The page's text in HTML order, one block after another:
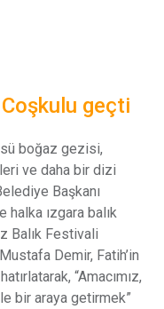
geçti
boğaz gezisi,
ve daha bir dizi
Başkanı
ızgara balık
Balık Festivali
Demir, Fatih’in
“Amacımız,
bir araya getirmek”